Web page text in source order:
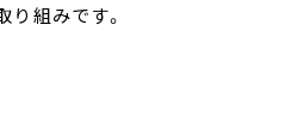
り組みです。